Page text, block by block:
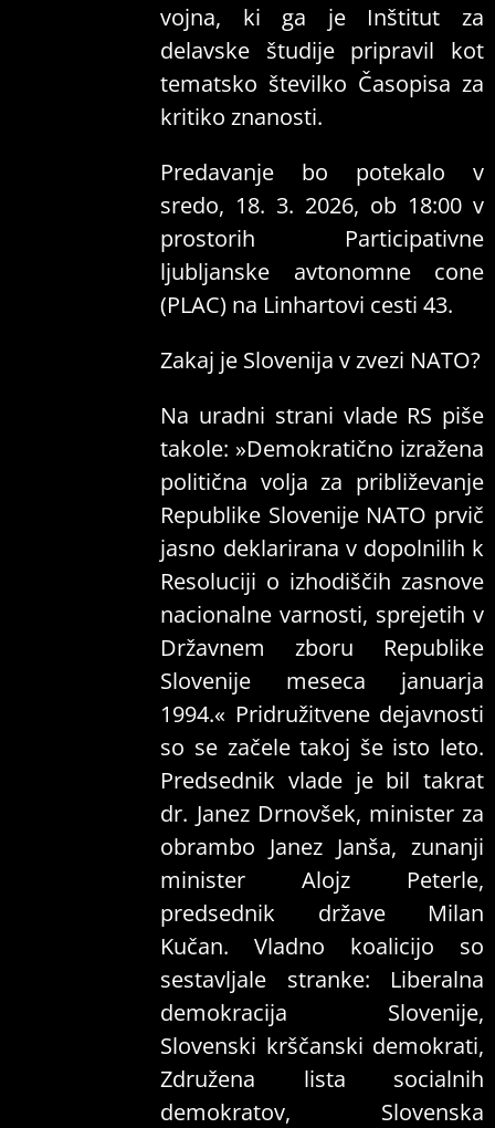
vojna, ki ga je Inštitut za
delavske študije pripravil kot
tematsko številko Časopisa za
kritiko znanosti.
Predavanje bo potekalo v
sredo, 18. 3. 2026, ob 18:00 v
prostorih Participativne
ljubljanske avtonomne cone
(PLAC) na Linhartovi cesti 43.
Zakaj je Slovenija v zvezi NATO?
Na uradni strani vlade RS piše
takole: »Demokratično izražena
politična volja za približevanje
Republike Slovenije NATO prvič
jasno deklarirana v dopolnilih k
Resoluciji o izhodiščih zasnove
nacionalne varnosti, sprejetih v
Državnem zboru Republike
Slovenije meseca januarja
1994.« Pridružitvene dejavnosti
so se začele takoj še isto leto.
Predsednik vlade je bil takrat
dr. Janez Drnovšek, minister za
obrambo Janez Janša, zunanji
minister Alojz Peterle,
predsednik države Milan
Kučan. Vladno koalicijo so
sestavljale stranke: Liberalna
demokracija Slovenije,
Slovenski krščanski demokrati,
Združena lista socialnih
demokratov, Slovenska